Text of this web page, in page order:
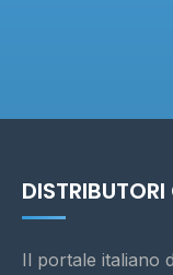
DISTRIBUTORI
Il portale italiano